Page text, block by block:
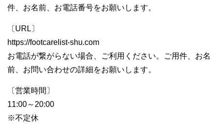
件、お名前、お電話番号をお願いします。
〔URL〕
https://footcarelist-shu.com
お電話が繋がらない場合、ご利用ください。ご用件、お名
前、お問い合わせの詳細をお願いします。
〔営業時間〕
11:00～20:00
※不定休